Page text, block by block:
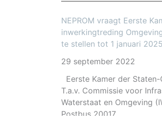
NEPROM vraagt Eerste
inwerkingtreding
te stellen tot 1 januari 2025
29 september 2022
Eerste Kamer der Staten-
T.a.v. Commissie voor
Waterstaat en Omgeving
Postbus 20017